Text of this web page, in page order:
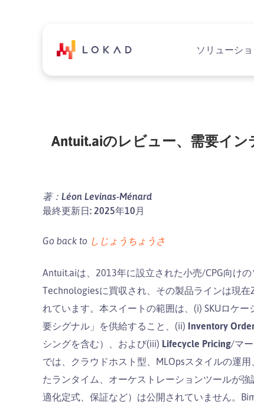
ソリューシ
Antuit.aiのレビュー、需要イ
著：Léon Levinas-Ménard
最終更新日: 2025年10月
Go back to しじょうちょうさ
Antuit.aiは、2013年に設立された小売/CPG向け
Technologiesに買収され、その製品ラインは現
れています。本スイートの範囲は、(i) SKUロケ
要シグナル」を供給すること、(ii) Inventory
シングを含む）、および(iii) Lifecycle Pricing/マ
では、クラウドホスト型、MLOpsスタイルの運
たランタイム、オーケストレーションツールが
適化定式、保証など）は公開されていません。